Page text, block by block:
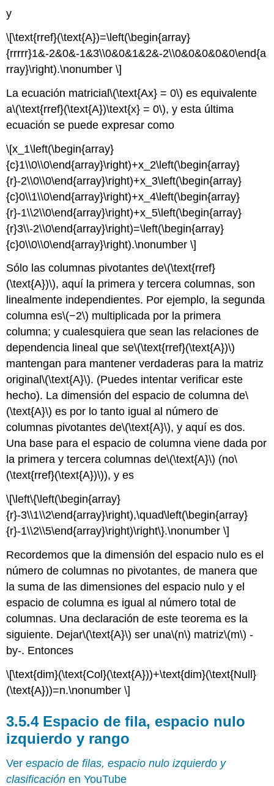
y
\[\text{rref}(\text{A})=\left(\begin{array}
{rrrrr}1&-2&0&-1&3\\0&0&1&2&-2\\0&0&0&0&0\end{a
rray}\right).\nonumber \]
La ecuación matricial\(\text{Ax} = 0\) es equivalente
a\(\text{rref}(\text{A})\text{x} = 0\), y esta última
ecuación se puede expresar como
\[x_1\left(\begin{array}
{c}1\\0\\0\end{array}\right)+x_2\left(\begin{array}
{r}-2\\0\\0\end{array}\right)+x_3\left(\begin{array}
{c}0\\1\\0\end{array}\right)+x_4\left(\begin{array}
{r}-1\\2\\0\end{array}\right)+x_5\left(\begin{array}
{r}3\\-2\\0\end{array}\right)=\left(\begin{array}
{c}0\\0\\0\end{array}\right).\nonumber \]
Sólo las columnas pivotantes de\(\text{rref}
(\text{A})\), aquí la primera y tercera columnas, son
linealmente independientes. Por ejemplo, la segunda
columna es\(−2\) multiplicada por la primera
columna; y cualesquiera que sean las relaciones de
dependencia lineal que se\(\text{rref}(\text{A})\)
mantengan para mantener verdaderas para la matriz
original\(\text{A}\). (Puedes intentar verificar este
hecho). La dimensión del espacio de columna de\
(\text{A}\) es por lo tanto igual al número de
columnas pivotantes de\(\text{A}\), y aquí es dos.
Una base para el espacio de columna viene dada por
la primera y tercera columnas de\(\text{A}\) (no\
(\text{rref}(\text{A})\)), y es
\[\left\{\left(\begin{array}
{r}-3\\1\\2\end{array}\right),\quad\left(\begin{array}
{r}-1\\2\\5\end{array}\right)\right\}.\nonumber \]
Recordemos que la dimensión del espacio nulo es el
número de columnas no pivotantes, de manera que
la suma de las dimensiones del espacio nulo y el
espacio de columna es igual al número total de
columnas. Una declaración de este teorema es la
siguiente. Dejar\(\text{A}\) ser una\(n\) matriz\(m\) -
by-. Entonces
\[\text{dim}(\text{Col}(\text{A}))+\text{dim}(\text{Null}
(\text{A}))=n.\nonumber \]
3.5.4 Espacio de fila, espacio nulo
izquierdo y rango
Verespacio de filas, espacio nulo izquierdo y
clasificación en YouTube